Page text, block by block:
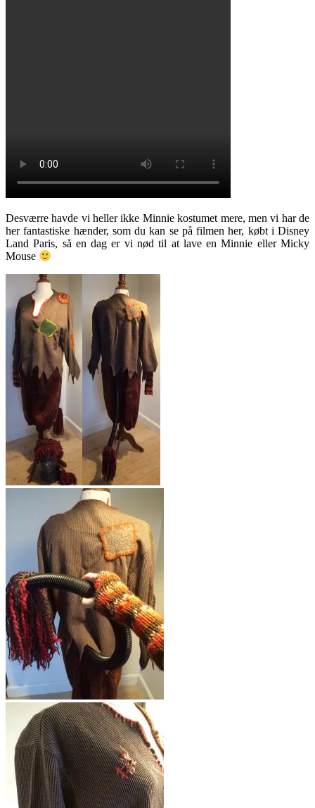
Desværre havde vi heller ikke Minnie kostumet mere, men vi har de
her fantastiske hænder, som du kan se på filmen her, købt i Disney
Land Paris, så en dag er vi nød til at lave en Minnie eller Micky
Mouse